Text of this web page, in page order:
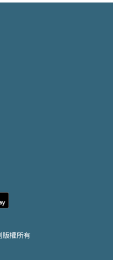
版權所有